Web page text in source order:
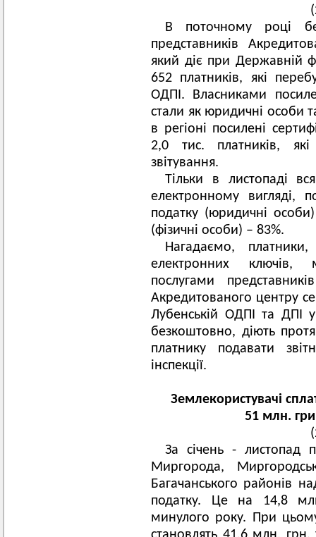
В поточному році
представників
який діє при Державній
652 платників, які
ОДПІ. Власниками
стали як юридичні особи
в регіоні посилені
2,0 тис. платників,
звітування.
Тільки в листопаді
електронному
податку (юридичні
(фізичні особи) – 83%.
Нагадаємо,
електронних ключів,
послугами
Акредитованого центру
Лубенській ОДПІ та ДПІ
безкоштовно, діють
платнику подавати
інспекції.
Землекористувачі
51 млн.
За січень - листопад
Миргорода,
Багачанського районів
податку. Це на 14,8
минулого року. При